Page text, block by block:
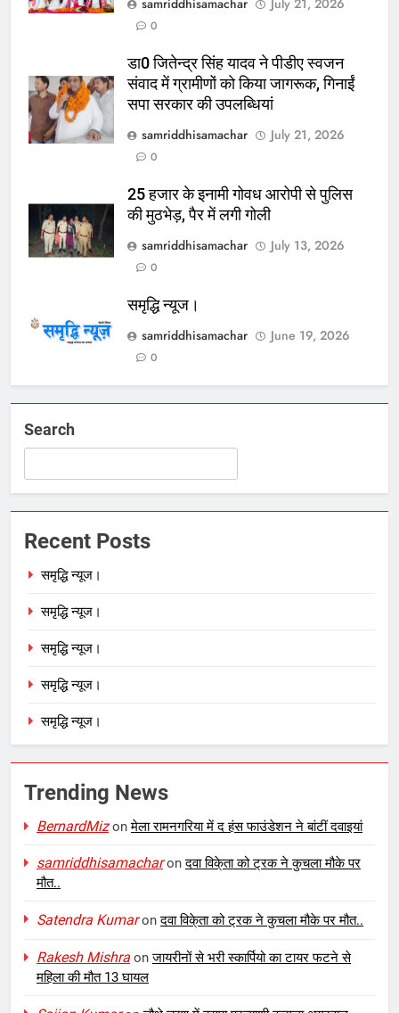
0
डा0 जितेन्द्र सिंह यादव ने पीडीए स्वजन
संवाद में ग्रामीणों को किया जागरूक, गिनाईं
सपा सरकार की उपलब्धियां
samriddhisamachar
July 21, 2026
0
25 हजार के इनामी गोवध आरोपी से पुलिस
की मुठभेड़, पैर में लगी गोली
samriddhisamachar
July 13, 2026
0
समृद्धि न्यूज।
samriddhisamachar
June 19, 2026
0
Search
Recent Posts
समृद्धि न्यूज।
समृद्धि न्यूज।
समृद्धि न्यूज।
समृद्धि न्यूज।
समृद्धि न्यूज।
Trending News
BernardMizonमेला रामनगरिया में द हंस फाउंडेशन ने बांटीं दवाइयां
samriddhisamacharonदवा विके्ता को ट्रक ने कुचला मौके पर
मौत..
Satendra Kumaronदवा विके्ता को ट्रक ने कुचला मौके पर मौत..
Rakesh Mishra onजायरीनों से भरी स्कार्पियो का टायर फटने से
महिला की मौत 13 घायल